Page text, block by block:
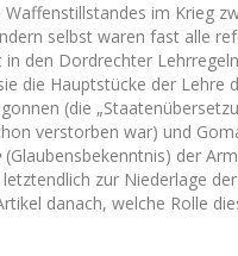
im Krieg
selbst waren fast alle
den Dordrechter
die Hauptstücke der
(die
verstorben war) und
(Glaubensbekenntnis) der
zur Niederlage
danach, welche Rolle